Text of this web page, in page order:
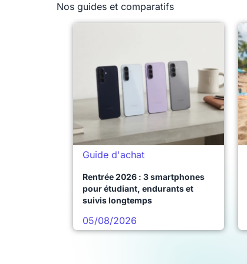
Nos guides et comparatifs
Guide d'achat
Rentrée 2026 : 3 smartphones
pour étudiant, endurants et
suivis longtemps
05/08/2026